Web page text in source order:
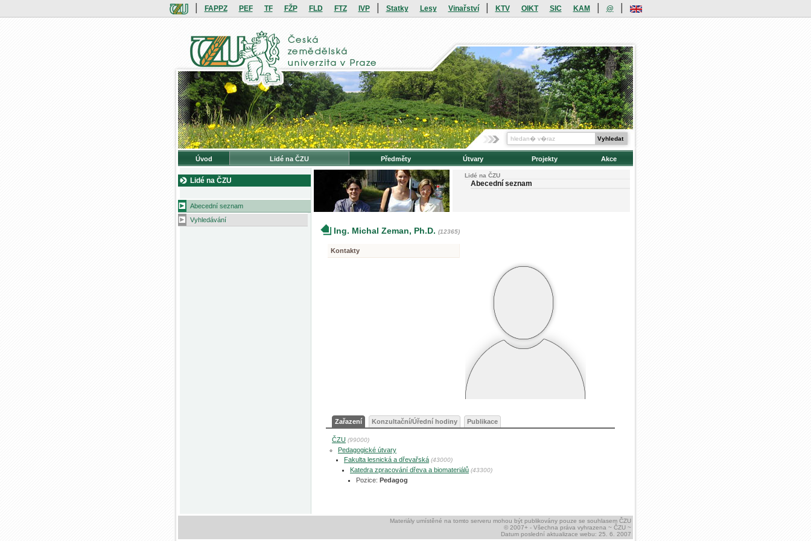
FAPPZ PEF TF FŽP FLD FTZ IVP Statky Lesy Vinařství KTV OIKT SIC KAM @
Úvod Lidé na ČZU Předměty Útvary Projekty Akce
Lidé na ČZU
Abecední seznam
Vyhledávání
Lidé na ČZU
Abecední seznam
Ing. Michal Zeman, Ph.D. (12365)
Kontakty
Zařazení Konzultační/Úřední hodiny Publikace
ČZU (99000)
Pedagogické útvary
Fakulta lesnická a dřevařská (43000)
Katedra zpracování dřeva a biomateriálů (43300)
Pozice: Pedagog
Materiály umístěné na tomto serveru mohou být publikovány pouze se souhlasem ČZU
© 2007+ - Všechna práva vyhrazena ~ ČZU ~
Datum poslední aktualizace webu: 25. 6. 2007